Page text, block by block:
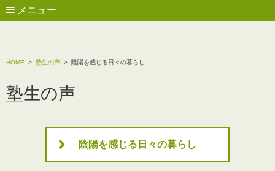
メニュー
HOME > 塾生の声 > 陰陽を感じる日々の暮らし
塾生の声
陰陽を感じる日々の暮らし